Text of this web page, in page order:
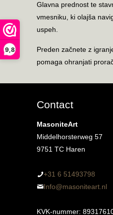
9,8
Glavna prednost te
vmesniku, ki olajša
uspeh.
Preden začnete z
pomaga ohranjati
Contact
MasoniteArt
Middelhorsterweg 57
9751 TC Haren
+31 6 51493798‬
Info@masoniteart.nl
KVK-nummer: